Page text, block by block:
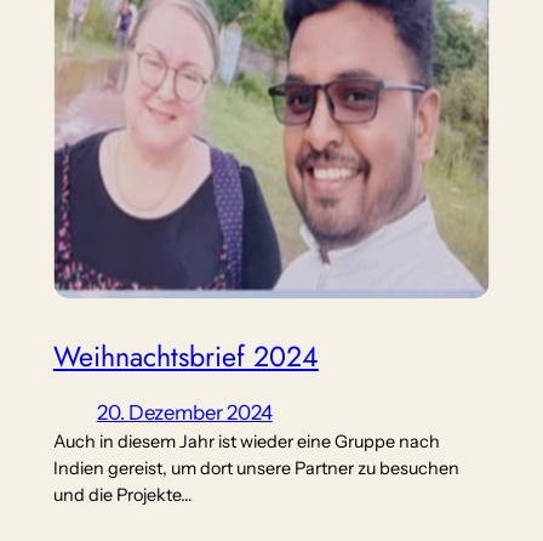
Weihnachtsbrief 2024
20. Dezember 2024
Auch in diesem Jahr ist wieder eine Gruppe nach
Indien gereist, um dort unsere Partner zu besuchen
und die Projekte…